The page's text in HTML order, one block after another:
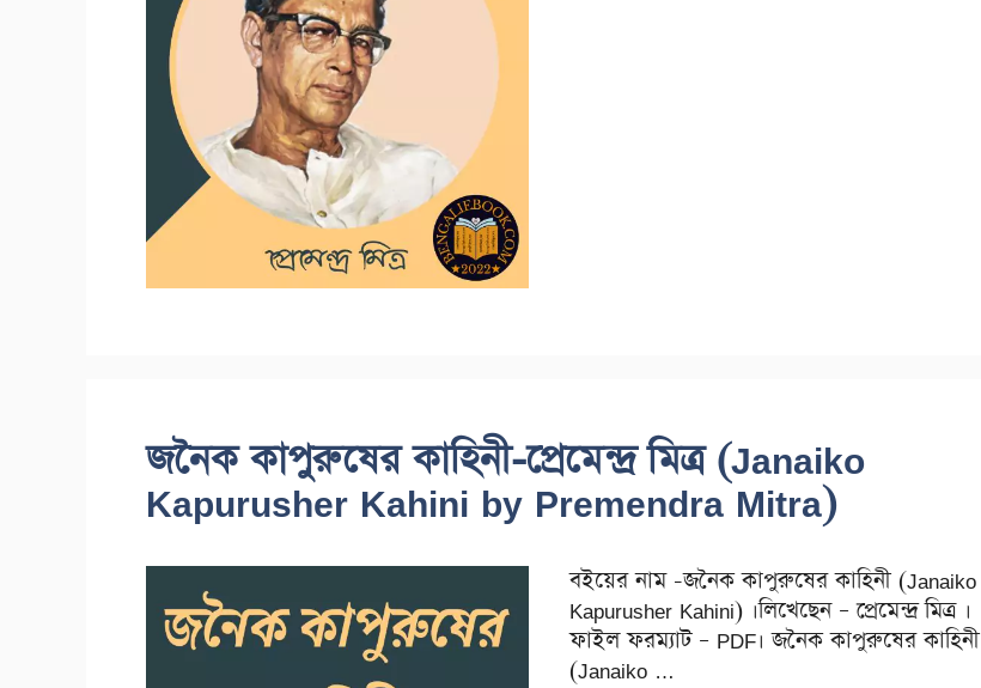
জনৈক কাপুরুষের কাহিনী-প্রেমেন্দ্র মিত্র (Janaiko
Kapurusher Kahini by Premendra Mitra)
বইয়ের নাম -জনৈক কাপুরুষের কাহিনী (Janaiko
Kapurusher Kahini) ।লিখেছেন – প্রেমেন্দ্র মিত্র ।
ফাইল ফরম্যাট – PDF। জনৈক কাপুরুষের কাহিনী
(Janaiko …